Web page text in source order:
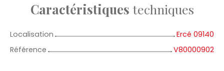
Caractéristiques techniques
Localisation
Ercé 09140
Référence
V80000902